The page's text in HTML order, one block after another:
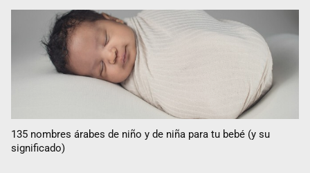
135 nombres árabes de niño y de niña para tu bebé (y su
significado)